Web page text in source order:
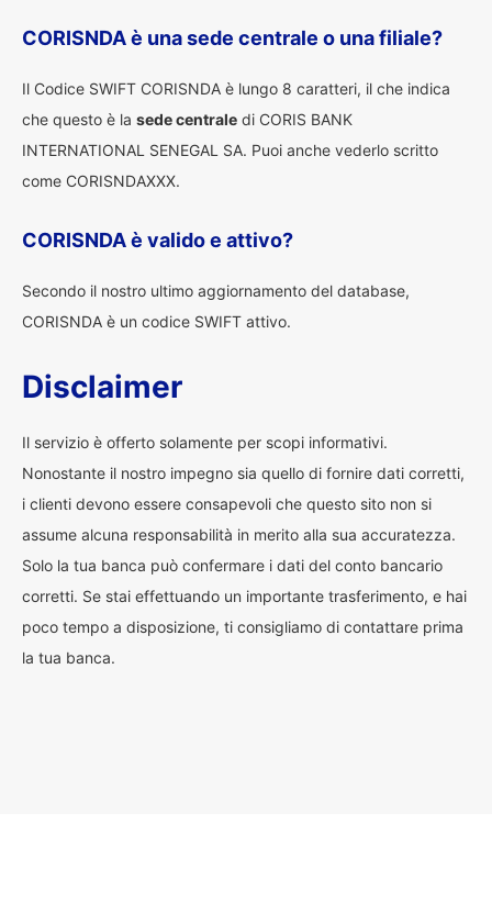
CORISNDA è una sede centrale o una filiale?
Il Codice SWIFT CORISNDA è lungo 8 caratteri, il che indica
che questo è la sede centrale di CORIS BANK
INTERNATIONAL SENEGAL SA. Puoi anche vederlo scritto
come CORISNDAXXX.
CORISNDA è valido e attivo?
Secondo il nostro ultimo aggiornamento del database,
CORISNDA è un codice SWIFT attivo.
Disclaimer
Il servizio è offerto solamente per scopi informativi.
Nonostante il nostro impegno sia quello di fornire dati corretti,
i clienti devono essere consapevoli che questo sito non si
assume alcuna responsabilità in merito alla sua accuratezza.
Solo la tua banca può confermare i dati del conto bancario
corretti. Se stai effettuando un importante trasferimento, e hai
poco tempo a disposizione, ti consigliamo di contattare prima
la tua banca.